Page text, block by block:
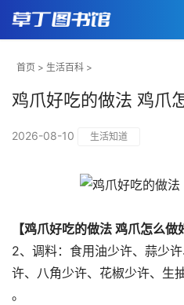
首页 > 生活百科 >
鸡爪好吃的做法 鸡爪
2026-08-10 生活知道
【鸡爪好吃的做法 鸡爪怎么做
2、调料：食用油少许、蒜少
许、八角少许、花椒少许、生
。